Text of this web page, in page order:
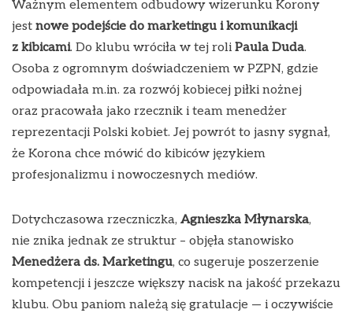
Ważnym elementem odbudowy wizerunku Korony
jest nowe podejście do marketingu i komunikacji
z kibicami. Do klubu wróciła w tej roli Paula Duda.
Osoba z ogromnym doświadczeniem w PZPN, gdzie
odpowiadała m.in. za rozwój kobiecej piłki nożnej
oraz pracowała jako rzecznik i team menedżer
reprezentacji Polski kobiet. Jej powrót to jasny sygnał,
że Korona chce mówić do kibiców językiem
profesjonalizmu i nowoczesnych mediów.
Dotychczasowa rzeczniczka, Agnieszka Młynarska,
nie znika jednak ze struktur – objęła stanowisko
Menedżera ds. Marketingu, co sugeruje poszerzenie
kompetencji i jeszcze większy nacisk na jakość przekazu
klubu. Obu paniom należą się gratulacje — i oczywiście